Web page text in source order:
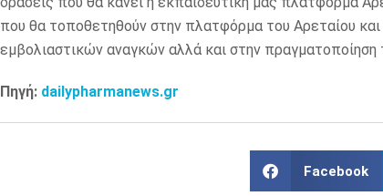
που θα τοποθετηθούν στην πλατφόρμα του Αρεταίου
εμβολιαστικών αναγκών αλλά και στην
Πηγή: dailypharmanews.gr
Facebook